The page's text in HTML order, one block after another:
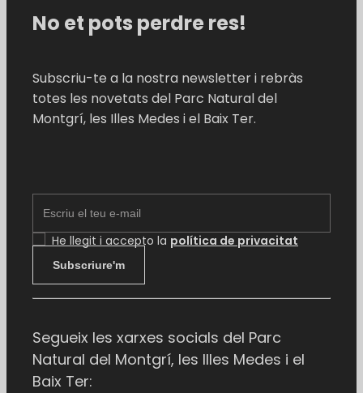
No et pots perdre res!
Subscriu-te a la nostra newsletter i rebràs
totes les novetats del Parc Natural del
Montgrí, les Illes Medes i el Baix Ter.
He llegit i accepto la política de privacitat
Subscriure'm
Segueix les xarxes socials del Parc
Natural del Montgrí, les Illes Medes i el
Baix Ter: